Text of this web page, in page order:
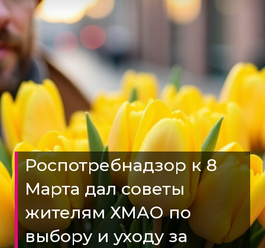
Роспотребнадзор к 8
Марта дал советы
жителям ХМАО по
выбору и уходу за